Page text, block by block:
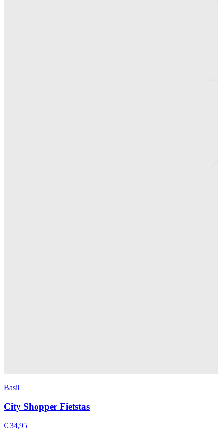
Basil
City Shopper Fietstas
€ 34,95